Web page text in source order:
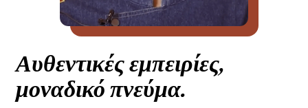
Αυθεντικές εμπειρίες,
μοναδικό πνεύμα.